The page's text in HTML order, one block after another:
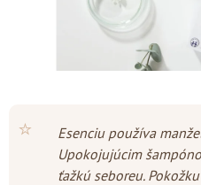
⭐
Esenciu používa
Upokojujúcim
ťažkú seboreu.